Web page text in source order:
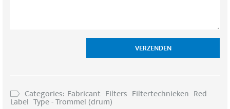
VERZENDEN
Categories: Fabricant Filters Filtertechnieken Red
Label Type - Trommel (drum)